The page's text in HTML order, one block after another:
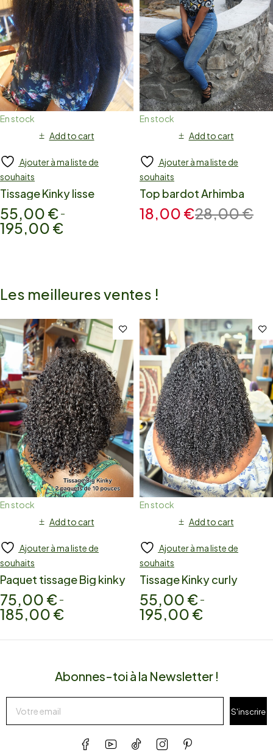
En stock
Add to cart
Ajouter à ma liste de
souhaits
Tissage Kinky lisse
55,00 € –
195,00 €
En stock
Add to cart
Ajouter à ma liste de
souhaits
Top bardot Arhimba
28,00€
18,00 €
Les meilleures ventes !
En stock
Add to cart
Ajouter à ma liste de
souhaits
Paquet tissage Big kinky
75,00 € –
185,00 €
En stock
Add to cart
Ajouter à ma liste de
souhaits
Tissage Kinky curly
55,00 € –
195,00 €
Abonnes-toi à la Newsletter !
S'inscrire